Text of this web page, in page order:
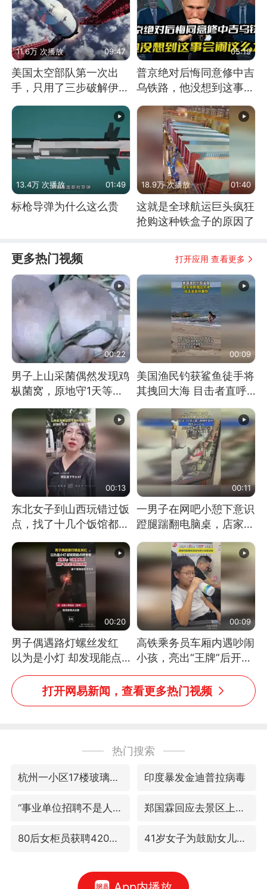
11.6万 次播放 09:47
美国太空部队第一次出
手，只用了三步破解伊朗
05:19
普京绝对后悔同意修中吉
乌铁路，他没想到这事会
13.4万 次播放 01:49
标枪导弹为什么这么贵
18.9万 次播放 01:40
这就是全球航运巨头疯狂
抢购这种铁盒子的原因了
更多热门视频 打开应用 查看更多
00:22
男子上山采菌偶然发现鸡
枞菌窝，原地守1天等它
长大：挖了140多朵
00:09
美国渔民钓获鲨鱼徒手将
其拽回大海 目击者直呼
震惊 （视频来源：参考
消息）
00:13
东北女子到山西玩错过饭
点，找了十几个饭馆都没
开门：午休到几点
00:11
一男子在网吧小憩下意识
蹬腿踹翻电脑桌，店家3
台显示器与机械臂损坏
00:20
男子偶遇路灯螺丝发红
以为是小灯 却发现能点
燃香烟 当事人：已报警
处理
00:09
高铁乘务员车厢内遇吵闹
小孩，亮出“王牌”后开启
一键静音
打开网易新闻，查看更多热门视频
热门搜索
杭州一小区17楼玻璃幕墙爆裂 印度暴发金迪普拉病毒
“事业单位招聘不是人情买卖” 郑国霖回应去景区上班被保安拦下
80后女柜员获聘4200亿银行副行长 41岁女子为鼓励女儿考上985研究生